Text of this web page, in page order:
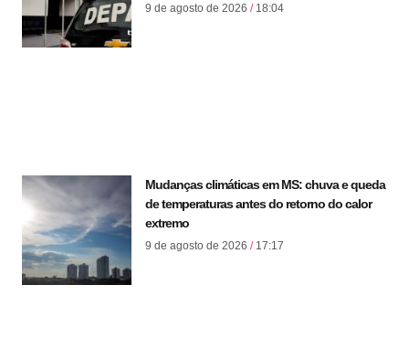
9 de agosto de 2026 18:04
Mudanças climáticas em MS: chuva e queda
de temperaturas antes do retorno do calor
extremo
9 de agosto de 2026 17:17